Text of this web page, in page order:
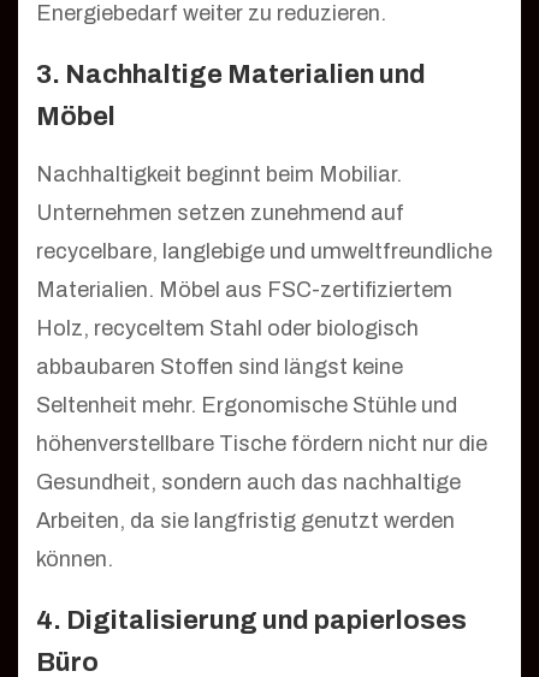
Energiebedarf weiter zu reduzieren.
3. Nachhaltige Materialien und
Möbel
Nachhaltigkeit beginnt beim Mobiliar.
Unternehmen setzen zunehmend auf
recycelbare, langlebige und umweltfreundliche
Materialien. Möbel aus FSC-zertifiziertem
Holz, recyceltem Stahl oder biologisch
abbaubaren Stoffen sind längst keine
Seltenheit mehr. Ergonomische Stühle und
höhenverstellbare Tische fördern nicht nur die
Gesundheit, sondern auch das nachhaltige
Arbeiten, da sie langfristig genutzt werden
können.
4. Digitalisierung und papierloses
Büro